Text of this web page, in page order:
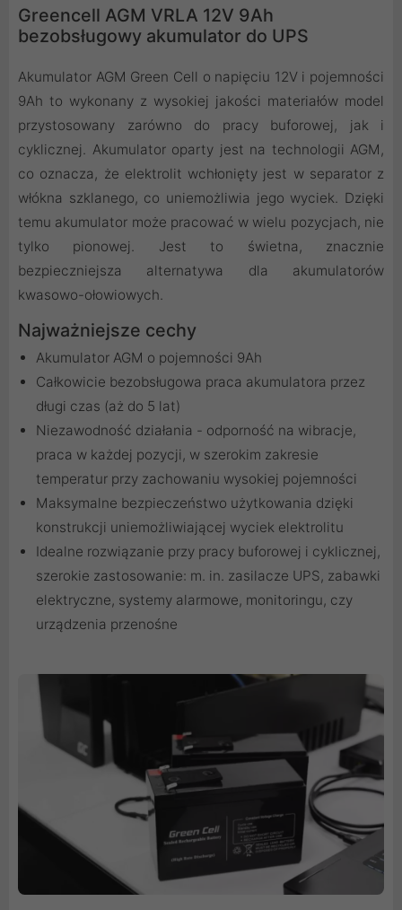
Greencell AGM VRLA 12V 9Ah
bezobsługowy akumulator do UPS
Akumulator AGM Green Cell o napięciu 12V i pojemności
9Ah to wykonany z wysokiej jakości materiałów model
przystosowany zarówno do pracy buforowej, jak i
cyklicznej. Akumulator oparty jest na technologii AGM,
co oznacza, że elektrolit wchłonięty jest w separator z
włókna szklanego, co uniemożliwia jego wyciek. Dzięki
temu akumulator może pracować w wielu pozycjach, nie
tylko pionowej. Jest to świetna, znacznie
bezpieczniejsza alternatywa dla akumulatorów
kwasowo-ołowiowych.
Najważniejsze cechy
Akumulator AGM o pojemności 9Ah
Całkowicie bezobsługowa praca akumulatora przez
długi czas (aż do 5 lat)
Niezawodność działania - odporność na wibracje,
praca w każdej pozycji, w szerokim zakresie
temperatur przy zachowaniu wysokiej pojemności
Maksymalne bezpieczeństwo użytkowania dzięki
konstrukcji uniemożliwiającej wyciek elektrolitu
Idealne rozwiązanie przy pracy buforowej i cyklicznej,
szerokie zastosowanie: m. in. zasilacze UPS, zabawki
elektryczne, systemy alarmowe, monitoringu, czy
urządzenia przenośne